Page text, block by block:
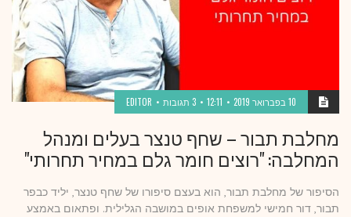
10 בפברואר 2019 12:11 3 תגובות EDITOR
מחלבת תבור – שחף טנצר בעלים ומנהל
המחלבה: "רוצים חומר גלם במחיר תחרותי"
הסיפור של מחלבת תבור, הוא בעצם סיפורו של שחף טנצר, יליד כבפר
תבור, דור חמישי למשפחת אופים במושבה הגלילית. ופתאום באמצע